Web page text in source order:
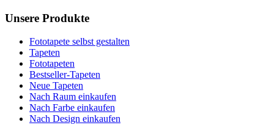
Unsere Produkte
Fototapete selbst gestalten
Tapeten
Fototapeten
Bestseller-Tapeten
Neue Tapeten
Nach Raum einkaufen
Nach Farbe einkaufen
Nach Design einkaufen